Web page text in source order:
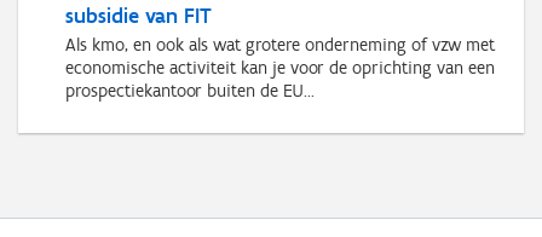
subsidie van FIT
Als kmo, en ook als wat grotere onderneming of vzw met
economische activiteit kan je voor de oprichting van een
prospectiekantoor buiten de EU...